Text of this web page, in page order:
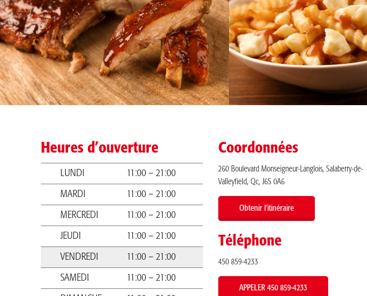
Heures d’ouverture
LUNDI 11:00 – 21:00
MARDI 11:00 – 21:00
MERCREDI 11:00 – 21:00
JEUDI 11:00 – 21:00
VENDREDI 11:00 – 21:00
SAMEDI 11:00 – 21:00
Coordonnées
260 Boulevard Monseigneur-Langlois, Salaberry-de-
Valleyfield, Qc, J6S 0A6
Obtenir l’itinéraire
Téléphone
450 859-4233
APPELER 450 859-4233